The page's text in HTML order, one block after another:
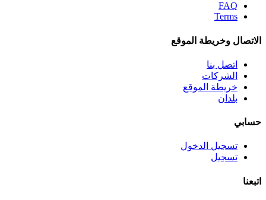
FAQ
Terms
الاتصال وخريطة الموقع
اتصل بنا
الشركات
خريطة الموقع
بلدان
حسابي
تسجيل الدخول
تسجيل
اتبعنا